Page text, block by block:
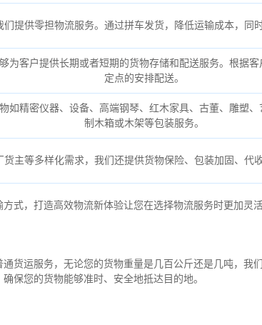
们提供零担物流服务。通过拼车发货，降低运输成本，同
为客户提供长期或者短期的货物存储和配送服务。根据客
定点的安排配送。
如精密仪器、设备、高端钢琴、红木家具、古董、雕塑
制木箱或木架等包装服务。
货主等多样化需求，我们还提供货物保险、包装加固、代
式，打造高效物流新体验让您在选择物流服务时更加灵活
货运服务，无论您的货物重量是几百公斤还是几吨，我
保您的货物能够准时、安全地抵达目的地。